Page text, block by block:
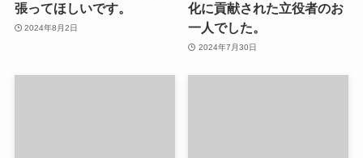
張ってほしいです。
2024年8月2日
化に貢献された立役者のお
一人でした。
2024年7月30日